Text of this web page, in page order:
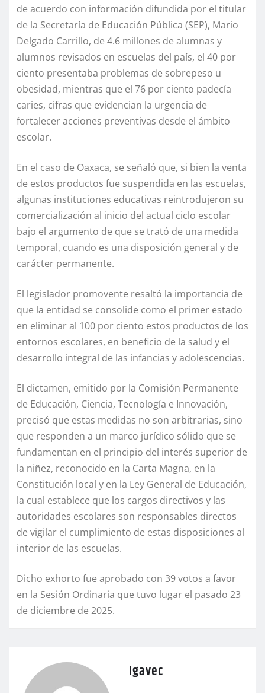
de acuerdo con información difundida por el titular
de la Secretaría de Educación Pública (SEP), Mario
Delgado Carrillo, de 4.6 millones de alumnas y
alumnos revisados en escuelas del país, el 40 por
ciento presentaba problemas de sobrepeso u
obesidad, mientras que el 76 por ciento padecía
caries, cifras que evidencian la urgencia de
fortalecer acciones preventivas desde el ámbito
escolar.
En el caso de Oaxaca, se señaló que, si bien la venta
de estos productos fue suspendida en las escuelas,
algunas instituciones educativas reintrodujeron su
comercialización al inicio del actual ciclo escolar
bajo el argumento de que se trató de una medida
temporal, cuando es una disposición general y de
carácter permanente.
El legislador promovente resaltó la importancia de
que la entidad se consolide como el primer estado
en eliminar al 100 por ciento estos productos de los
entornos escolares, en beneficio de la salud y el
desarrollo integral de las infancias y adolescencias.
El dictamen, emitido por la Comisión Permanente
de Educación, Ciencia, Tecnología e Innovación,
precisó que estas medidas no son arbitrarias, sino
que responden a un marco jurídico sólido que se
fundamentan en el principio del interés superior de
la niñez, reconocido en la Carta Magna, en la
Constitución local y en la Ley General de Educación,
la cual establece que los cargos directivos y las
autoridades escolares son responsables directos
de vigilar el cumplimiento de estas disposiciones al
interior de las escuelas.
Dicho exhorto fue aprobado con 39 votos a favor
en la Sesión Ordinaria que tuvo lugar el pasado 23
de diciembre de 2025.
igavec